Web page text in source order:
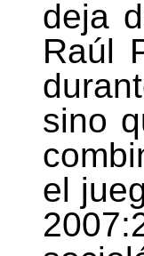
deja
Raúl
sino
el